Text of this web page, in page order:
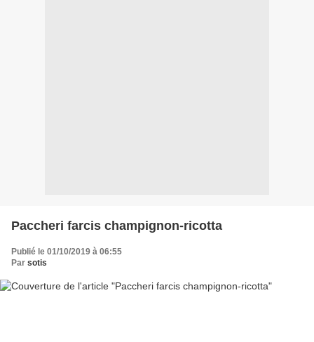
Paccheri farcis champignon-ricotta
Publié le 01/10/2019 à 06:55
Par sotis